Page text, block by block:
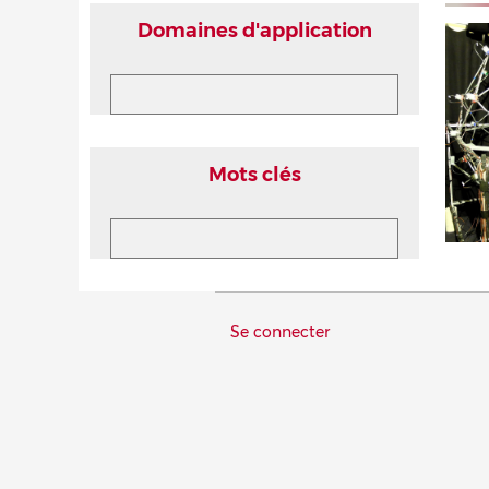
Domaines d'application
Mots clés
Menu
Se connecter